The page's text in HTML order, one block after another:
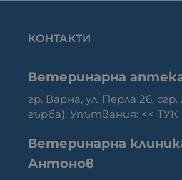
КОНТАКТИ
Ветеринарна
гр. Варна, ул. Перла 26, сгр.
гърба); Упътвания: <<ТУК
Ветеринарна
Антонов